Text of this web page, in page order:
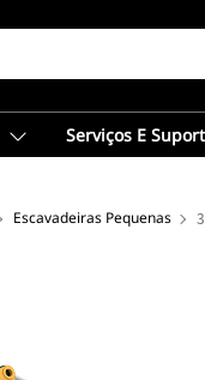
Serviços E
Escavadeiras Pequenas